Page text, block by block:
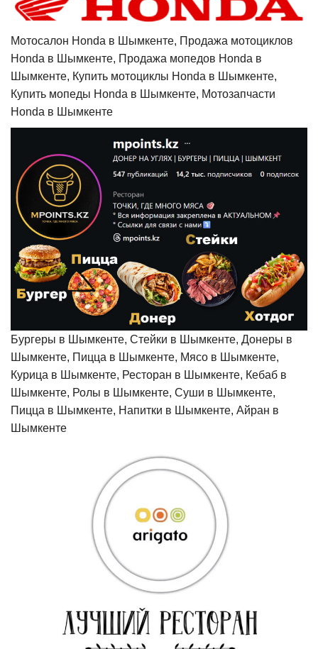
Мотосалон Honda в Шымкенте, Продажа мотоциклов
Honda в Шымкенте, Продажа мопедов Honda в
Шымкенте, Купить мотоциклы Honda в Шымкенте,
Купить мопеды Honda в Шымкенте, Мотозапчасти
Honda в Шымкенте
Бургеры в Шымкенте, Стейки в Шымкенте, Донеры в
Шымкенте, Пицца в Шымкенте, Мясо в Шымкенте,
Курица в Шымкенте, Ресторан в Шымкенте, Кебаб в
Шымкенте, Ролы в Шымкенте, Суши в Шымкенте,
Пицца в Шымкенте, Напитки в Шымкенте, Айран в
Шымкенте